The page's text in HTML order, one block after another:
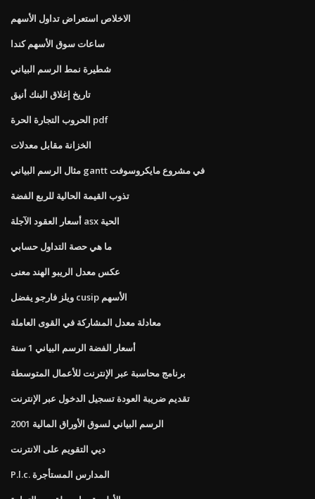
الاخلاص استعراض تداول الأسهم
ساعات سوق الأسهم كندا
شطيرة نمط الرسم البياني
تاريخ إغلاق البنك أنيق
الحروب التجارة الحرة pdf
الخزانة مقابل معدلات
مثال الرسم البياني gantt في مشروع مايكروسوفت
تذوب القيمة الحالية للربع الفضة
أسعار العقود الآجلة asx الحية
ما هي حصة التداول حسابي
عكس معدل الريبو الهند معنى
ويلز فارجو يفضل cusip الأسهم
معادلة معدل المشاركة في القوى العاملة
أسعار الفضة الرسم البياني 1 سنة
برنامج محاسبة عبر الإنترنت للأعمال المتوسطة
تقديم ضريبة العودة تسجيل الدخول عبر الإنترنت
الرسم البياني لسوق الأوراق المالية 2001
ديي التقويم على الانترنت
P.l.c. المدارس المستأجرة